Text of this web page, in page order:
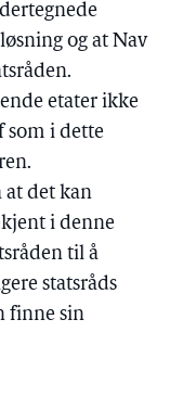
og at Nav
etater ikke
som i dette
at det kan
i denne
til å
statsråds
finne sin